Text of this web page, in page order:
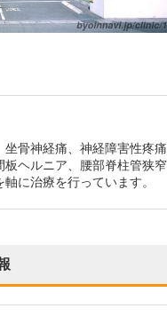
骨神経痛、神経障害性疼
ヘルニア、腰部脊柱管狭
に治療を行っています。